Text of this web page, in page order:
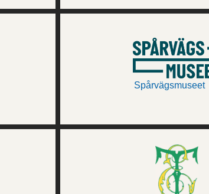
Spårvägsmuseet